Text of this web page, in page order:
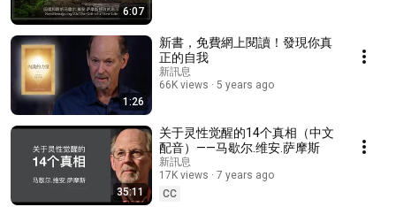
6:07
1:26
新書，免費網上閱讀！發現你真
正的自我
新訊息
66K views
5 years ago
35:11
关于灵性觉醒的14个真相（中文
配音）——马歇尔.维安.萨摩斯
新訊息
17K views
7 years ago
CC